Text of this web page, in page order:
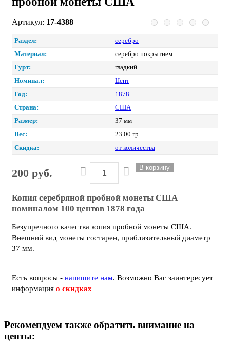
Артикул: 17-4388
Раздел:
серебро
Материал:
серебро покрытием
Гурт:
гладкий
Номинал:
Цент
Год:
1878
Страна:
США
Размер:
37 мм
Вес:
23.00 гр.
Скидка:
от количества
200 руб.
Копия серебряной пробной монеты США
номиналом 100 центов 1878 года
Безупречного качества копия пробной монеты США.
Внешний вид монеты состарен, приблизительный диаметр
37 мм.
Есть вопросы - напишите нам. Возможно Вас заинтересует
информация о скидках
Рекомендуем также обратить внимание на
центы: